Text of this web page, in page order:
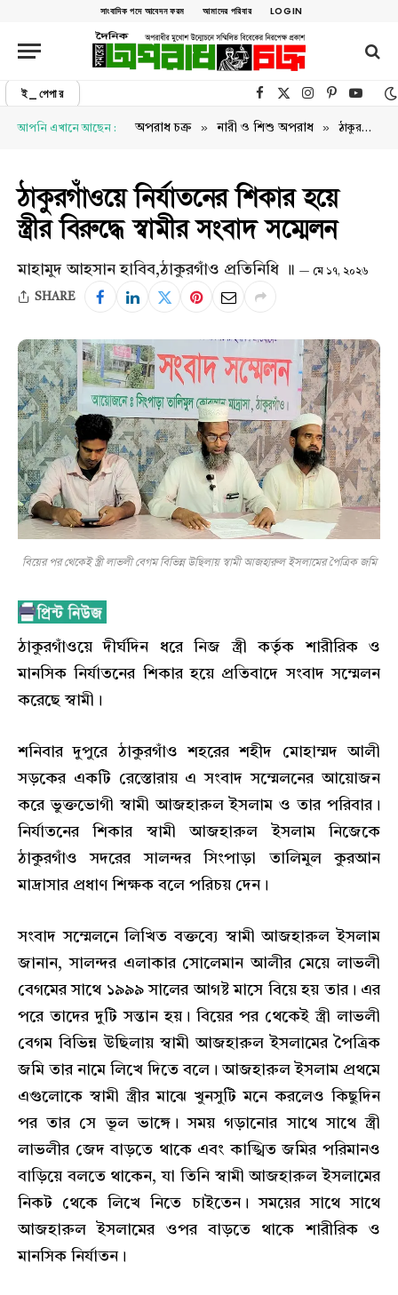
সাংবাদিক পদে আবেদন ফরম আমাদের পরিবার LOGIN
ই_পেপার Facebook
X (Twitter)Instagram
Pinterest
আপনি এখানে আছেন : অপরাধ চক্র » নারী ও শিশু অপরাধ » ঠাকুরগাঁওয়ে নির্যাতনের শিকার হয়ে স্ত্রীর বিরুদ্ধে স্বামীর সংবাদ সম্মেলন
ঠাকুরগাঁওয়ে নির্যাতনের শিকার হয়ে
স্ত্রীর বিরুদ্ধে স্বামীর সংবাদ সম্মেলন
মাহামুদ আহসান হাবিব,ঠাকুরগাঁও প্রতিনিধি ॥ মে ১৭, ২০২৬
SHARE
বিয়ের পর থেকেই স্ত্রী লাভলী বেগম বিভিন্ন উছিলায় স্বামী আজহারুল ইসলামের পৈত্রিক জমি
ঠাকুরগাঁওয়ে দীর্ঘদিন ধরে নিজ স্ত্রী কর্তৃক শারীরিক ও
মানসিক নির্যাতনের শিকার হয়ে প্রতিবাদে সংবাদ সম্মেলন
করেছে স্বামী।
শনিবার দুপুরে ঠাকুরগাঁও শহরের শহীদ মোহাম্মদ আলী
সড়কের একটি রেস্তোরায় এ সংবাদ সম্মেলনের আয়োজন
করে ভুক্তভোগী স্বামী আজহারুল ইসলাম ও তার পরিবার।
নির্যাতনের শিকার স্বামী আজহারুল ইসলাম নিজেকে
ঠাকুরগাঁও সদরের সালন্দর সিংপাড়া তালিমুল কুরআন
মাদ্রাসার প্রধাণ শিক্ষক বলে পরিচয় দেন।
সংবাদ সম্মেলনে লিখিত বক্তব্যে স্বামী আজহারুল ইসলাম
জানান, সালন্দর এলাকার সোলেমান আলীর মেয়ে লাভলী
বেগমের সাথে ১৯৯৯ সালের আগষ্ট মাসে বিয়ে হয় তার। এর
পরে তাদের দুটি সন্তান হয়। বিয়ের পর থেকেই স্ত্রী লাভলী
বেগম বিভিন্ন উছিলায় স্বামী আজহারুল ইসলামের পৈত্রিক
জমি তার নামে লিখে দিতে বলে। আজহারুল ইসলাম প্রথমে
এগুলোকে স্বামী স্ত্রীর মাঝে খুনসুটি মনে করলেও কিছুদিন
পর তার সে ভূল ভাঙ্গে। সময় গড়ানোর সাথে সাথে স্ত্রী
লাভলীর জেদ বাড়তে থাকে এবং কাঙ্খিত জমির পরিমানও
বাড়িয়ে বলতে থাকেন, যা তিনি স্বামী আজহারুল ইসলামের
নিকট থেকে লিখে নিতে চাইতেন। সময়ের সাথে সাথে
আজহারুল ইসলামের ওপর বাড়তে থাকে শারীরিক ও
মানসিক নির্যাতন।